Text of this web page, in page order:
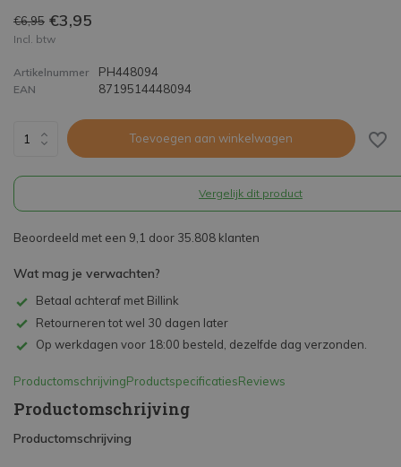
€6,95 €3,95
Incl. btw
Artikelnummer PH448094
EAN 8719514448094
Toevoegen aan winkelwagen
Vergelijk dit product
Beoordeeld met een 9,1 door 35.808 klanten
Wat mag je verwachten?
Betaal achteraf met Billink
Retourneren tot wel 30 dagen later
Op werkdagen voor 18:00 besteld, dezelfde dag verzonden.
ProductomschrijvingProductspecificatiesReviews
Productomschrijving
Productomschrijving